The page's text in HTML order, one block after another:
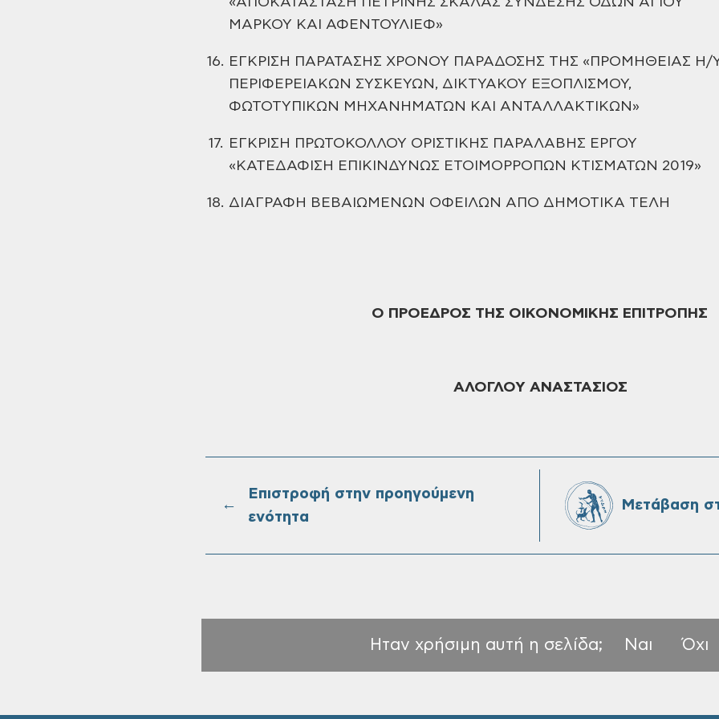
ΜΑΡΚΟΥ ΚΑΙ ΑΦΕΝΤΟΥΛΙΕΦ»
16. ΕΓΚΡΙΣΗ ΠΑΡΑΤΑΣΗΣ ΧΡΟΝΟΥ ΠΑΡΑΔΟΣΗΣ ΤΗΣ «ΠΡΟΜΗΘΕΙΑΣ Η/
ΠΕΡΙΦΕΡΕΙΑΚΩΝ ΣΥΣΚΕΥΩΝ, ΔΙΚΤΥΑΚΟΥ ΕΞΟΠΛΙΣΜΟΥ,
ΦΩΤΟΤΥΠΙΚΩΝ ΜΗΧΑΝΗΜΑΤΩΝ ΚΑΙ ΑΝΤΑΛΛΑΚΤΙΚΩΝ»
17.
ΕΓΚΡΙΣΗ ΠΡΩΤΟΚΟΛΛΟΥ ΟΡΙΣΤΙΚΗΣ ΠΑΡΑΛΑΒΗΣ ΕΡΓΟΥ
«ΚΑΤΕΔΑΦΙΣΗ ΕΠΙΚΙΝΔΥΝΩΣ ΕΤΟΙΜΟΡΡΟΠΩΝ ΚΤΙΣΜΑΤΩΝ 2019»
18. ΔΙΑΓΡΑΦΗ ΒΕΒΑΙΩΜΕΝΩΝ ΟΦΕΙΛΩΝ ΑΠΟ ΔΗΜΟΤΙΚΑ ΤΕΛΗ
Ο ΠΡΟΕΔΡΟΣ ΤΗΣ ΟΙΚΟΝΟΜΙΚΗΣ ΕΠΙΤΡΟΠΗΣ
ΑΛΟΓΛΟΥ ΑΝΑΣΤΑΣΙΟΣ
←
Επιστροφή στην προηγούμενη
ενότητα
Μετάβαση
Ηταν χρήσιμη αυτή η σελίδα; Ναι Όχι